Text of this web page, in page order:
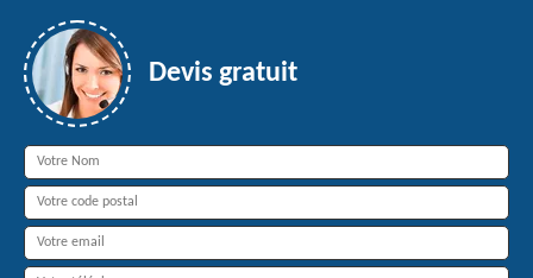
Devis gratuit